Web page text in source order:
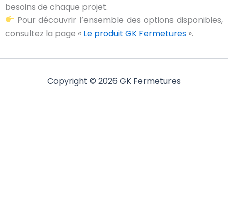
besoins de chaque projet.
Pour découvrir l’ensemble des options disponibles,
consultez la page « Le produit GK Fermetures ».
Copyright © 2026 GK Fermetures